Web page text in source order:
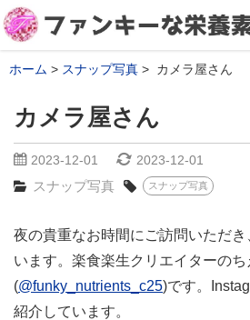
ホーム スナップ写真 カメラ屋さん
カメラ屋さん
2023-12-01 2023-12-01
スナップ写真 スナップ写真
夜の貴重なお時間にご訪問いただ
います。楽食楽生クリエイターのち
(@funky_nutrients_c25)です。
紹介しています。